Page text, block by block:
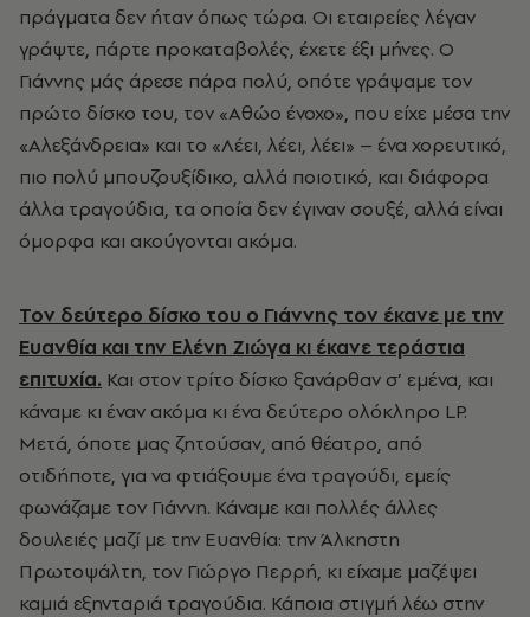
πράγματα δεν ήταν όπως τώρα. Οι εταιρείες λέγαν
γράψτε, πάρτε προκαταβολές, έχετε έξι μήνες. Ο
Γιάννης μάς άρεσε πάρα πολύ, οπότε γράψαμε τον
πρώτο δίσκο του, τον «Αθώο ένοχο», που είχε μέσα την
«Αλεξάνδρεια» και το «Λέει, λέει, λέει» – ένα χορευτικό,
πιο πολύ μπουζουξίδικο, αλλά ποιοτικό, και διάφορα
άλλα τραγούδια, τα οποία δεν έγιναν σουξέ, αλλά είναι
όμορφα και ακούγονται ακόμα.
Τον δεύτερο δίσκο του ο Γιάννης τον έκανε με την
Ευανθία και την Ελένη Ζιώγα κι έκανε τεράστια
επιτυχία. Και στον τρίτο δίσκο ξανάρθαν σ’ εμένα, και
κάναμε κι έναν ακόμα κι ένα δεύτερο ολόκληρο LP.
Μετά, όποτε μας ζητούσαν, από θέατρο, από
οτιδήποτε, για να φτιάξουμε ένα τραγούδι, εμείς
φωνάζαμε τον Γιάννη. Κάναμε και πολλές άλλες
δουλειές μαζί με την Ευανθία: την Άλκηστη
Πρωτοψάλτη, τον Γιώργο Περρή, κι είχαμε μαζέψει
καμιά εξηνταριά τραγούδια. Κάποια στιγμή λέω στην